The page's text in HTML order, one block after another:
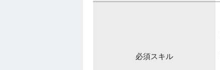
必須スキル